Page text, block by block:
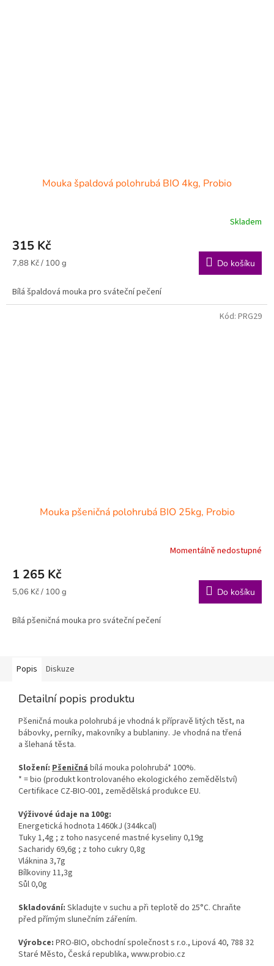
Mouka špaldová polohrubá BIO 4kg, Probio
Skladem
315 Kč
Měrná
7,88 Kč / 100 g Do košíku
Bílá špaldová mouka pro sváteční pečení
Mouka pšeničná polohrubá BIO 25kg, Probio
Momentálně nedostupné
1 265 Kč
Měrná
5,06 Kč / 100 g Do košíku
Bílá pšeničná mouka pro sváteční pečení
Kód: PRG29
Popis Diskuze
Detailní popis produktu
Pšeničná mouka polohrubá je vhodná k přípravě litých těst, na
bábovky, perníky, makovníky a bublaniny. Je vhodná na třená
a šlehaná těsta.
Složení: Pšeničnábílá mouka polohrubá* 100%.
* = bio (produkt kontrolovaného ekologického zemědělství)
Certifikace CZ-BIO-001, zemědělská produkce EU.
Výživové údaje na 100g:
Energetická hodnota 1460kJ (344kcal)
Tuky 1,4g ; z toho nasycené mastné kyseliny 0,19g
Sacharidy 69,6g ; z toho cukry 0,8g
Vláknina 3,7g
Bílkoviny 11,3g
Sůl 0,0g
Skladování: Skladujte v suchu a při teplotě do 25°C. Chraňte
před přímým slunečním zářením.
Výrobce: PRO-BIO, obchodní společnost s r.o., Lipová 40, 788 32
Staré Město, Česká republika, www.probio.cz